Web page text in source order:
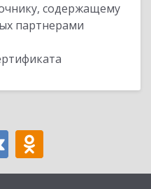
содержащему
партнерами